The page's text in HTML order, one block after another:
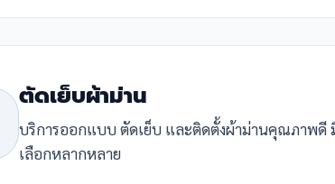
ตัดเย็บผ้าม่าน
บริการออกแบบ ตัดเย็บ และติดตั้งผ้าม่านคุณภาพดี
เลือกหลากหลาย